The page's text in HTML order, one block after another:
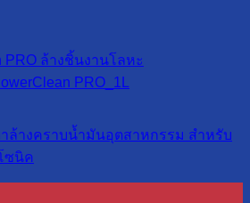
าล้างคราบน้ำมันอุตสาหกรรม สำหรับ
ซนิค